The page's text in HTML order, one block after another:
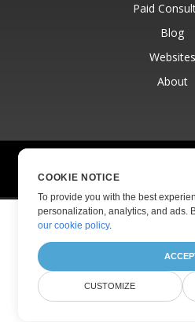
Paid
Blog
Websites
About
Privacy Policy
COOKIE NOTICE
To provide you with the best
personalization, analytics, and ads.
our cookie policy.
CUSTOMIZE